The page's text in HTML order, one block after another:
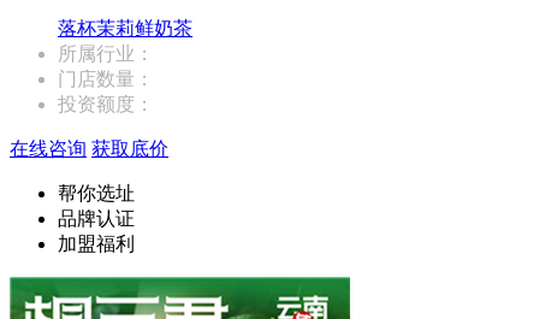
落杯茉莉鲜奶茶
所属行业：
门店数量：
投资额度：
在线咨询 获取底价
帮你选址
品牌认证
加盟福利